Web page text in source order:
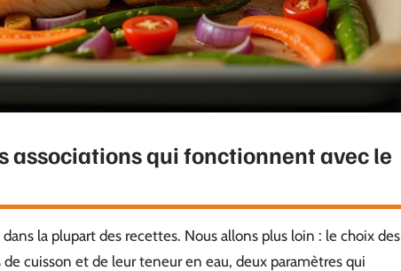
associations qui fonctionnent avec le
la plupart des recettes. Nous allons plus loin : le choix des
cuisson et de leur teneur en eau, deux paramètres qui